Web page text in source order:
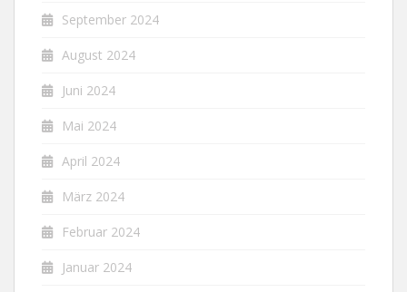
September 2024
August 2024
Juni 2024
Mai 2024
April 2024
März 2024
Februar 2024
Januar 2024